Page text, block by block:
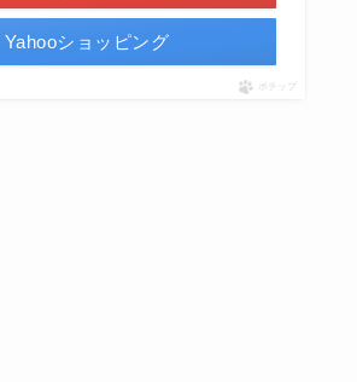
Yahooショッピング
ポチップ